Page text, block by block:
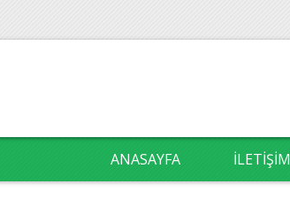
ANASAYFA İLETIŞIM